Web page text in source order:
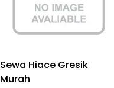
Sewa Hiace Gresik
Murah